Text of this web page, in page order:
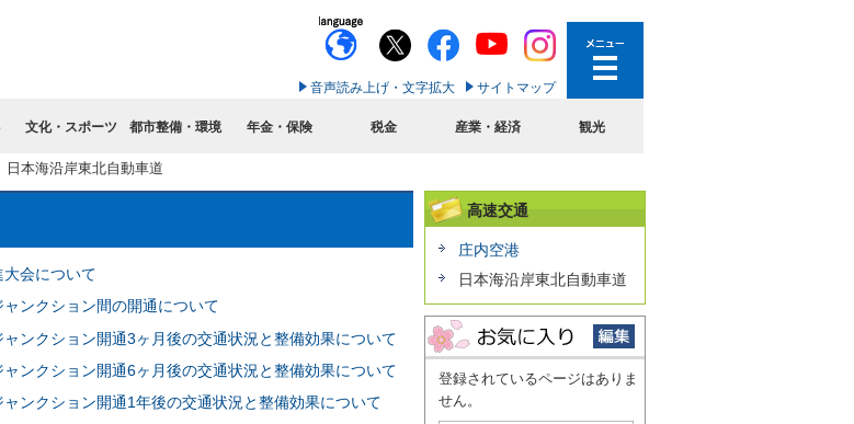
音声読み上げ・文字拡大 サイトマップ
文化・スポーツ 都市整備・環境 年金・保険 税金 産業・経済 観光
日本海沿岸東北自動車道
会について
ンクション間の開通について
ンクション開通3ヶ月後の交通状況と整備効果について
ンクション開通6ヶ月後の交通状況と整備効果について
ンクション開通1年後の交通状況と整備効果について
高速交通
庄内空港
日本海沿岸東北自動車道
登録されているページはありま
せん。